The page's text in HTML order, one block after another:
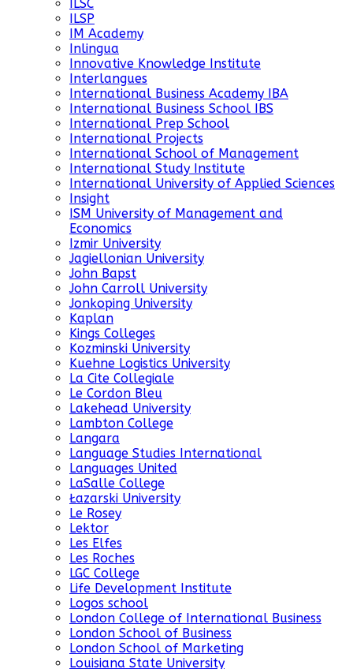
ILSC
ILSP
IM Academy
Inlingua
Innovative Knowledge Institute
Interlangues
International Business Academy IBA
International Business School IBS
International Prep School
International Projects
International School of Management
International Study Institute
International University of Applied Sciences
Insight
ISM University of Management and
Economics
Izmir University
Jagiellonian University
John Bapst
John Carroll University
Jonkoping University
Kaplan
Kings Colleges
Kozminski University
Kuehne Logistics University
La Cite Collegiale
Le Cordon Bleu
Lakehead University
Lambton College
Langara
Language Studies International
Languages United
LaSalle College
Łazarski University
Le Rosey
Lektor
Les Elfes
Les Roches
LGC College
Life Development Institute
Logos school
London College of International Business
London School of Business
London School of Marketing
Louisiana State University